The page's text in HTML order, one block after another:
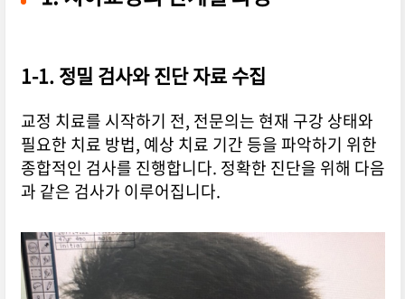
1-1. 정밀 검사와 진단 자료 수집
교정 치료를 시작하기 전, 전문의는 현재 구강 상태와
필요한 치료 방법, 예상 치료 기간 등을 파악하기 위한
종합적인 검사를 진행합니다. 정확한 진단을 위해 다음
과 같은 검사가 이루어집니다.